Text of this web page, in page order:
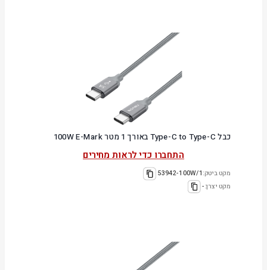
כבל Type-C to Type-C באורך 1 מטר 100W E-Mark
התחברו כדי לראות מחירים
מקט ביטק:53942-100W/1
מקט יצרן:-